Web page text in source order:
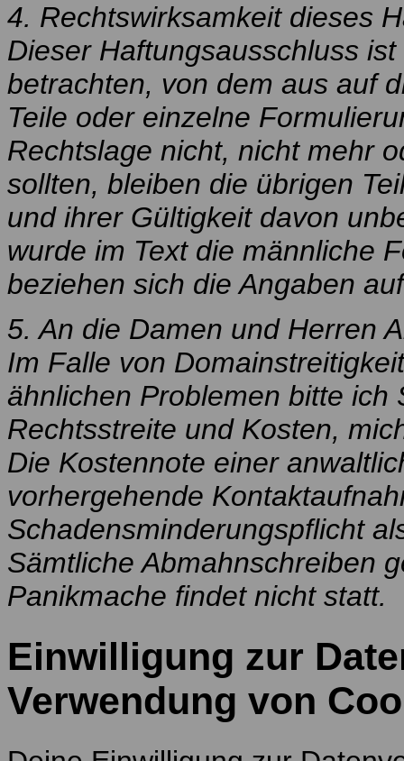
4. Rechtswirksamkeit dieses
Dieser Haftungsausschluss
betrachten, von dem aus auf
Teile oder einzelne
Rechtslage nicht, nicht mehr
sollten, bleiben die übrigen
und ihrer Gültigkeit davon
wurde im Text die männliche
beziehen sich die Angaben
5. An die Damen und Herren
Im Falle von
ähnlichen Problemen bitte ich
Rechtsstreite und Kosten,
Die Kostennote einer
vorhergehende
Schadensminderungspflicht
Sämtliche Abmahnschreiben
Panikmache findet nicht statt.
Einwilligung zur
Verwendung von